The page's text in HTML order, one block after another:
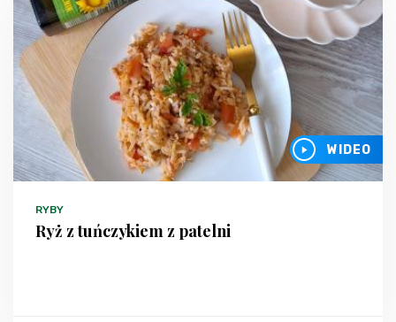
WIDEO
RYBY
Ryż z tuńczykiem z patelni